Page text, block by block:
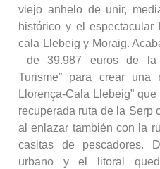
viejo anhelo de unir,
histórico y el
cala Llebeig y Moraig.
de 39.987 euros de la
Turisme” para crear
Llorença-Cala Llebeig”
recuperada ruta de la Serp
al enlazar también con la
casitas de pescadores.
urbano y el litoral